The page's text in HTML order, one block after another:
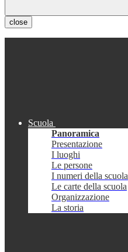
close
Scuola
Panoramica
Presentazione
I luoghi
Le persone
I numeri della scuola
Le carte della scuola
Organizzazione
La storia